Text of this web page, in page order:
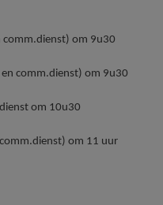
comm.dienst) om 9u30
comm.dienst) om 9u30
om 10u30
om 11 uur